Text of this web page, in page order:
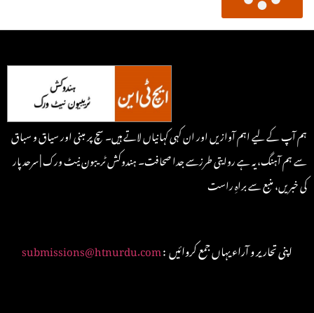
ہم آپ کے لیے اہم آوازیں اور ان کہی کہانیاں لاتے ہیں۔ سچ پر مبنی اور سیاق و سباق
سے ہم آہنگ، یہ ہے روایتی طرزسے جدا صحافت۔ ہندوکش ٹریبون نیٹ ورک | سرحد پار
کی خبریں، منبع سے براہِ راست
submissions@htnurdu.com : اپنی تحاریر و آراء یہاں جمع کروائیں